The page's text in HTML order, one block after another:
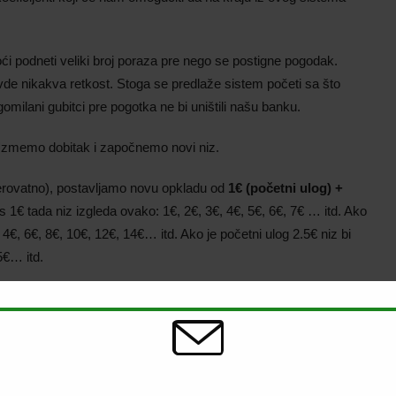
podneti veliki broj poraza pre nego se postigne pogodak.
nikakva retkost. Stoga se predlaže sistem početi sa što
gubitci pre pogotka ne bi uništili našu banku.
dobitak i započnemo novi niz.
postavljamo novu opkladu od 1€ (početni ulog) +
1€ tada niz izgleda ovako: 1€, 2€, 3€, 4€, 5€, 6€, 7€ … itd. Ako
6€, 8€, 10€, 12€, 14€… itd. Ako je početni ulog 2.5€ niz bi
itd.
vrednost.
sistema, napravimo malu računicu. Uzmimo da smo počeli
utakmica da dođemo do pogotka, a za koeficijent uzmimo 20,